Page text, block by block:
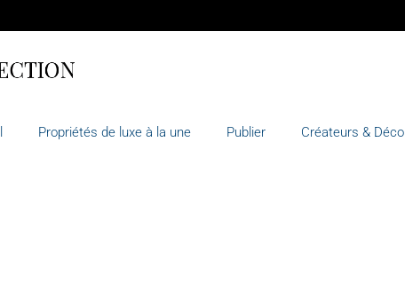
Propriétés de luxe à la une Publier Créateurs & Déco